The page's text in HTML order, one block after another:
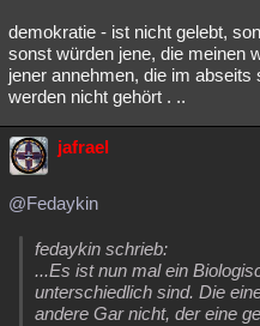
demokratie - ist nicht gelebt,
sonst würden jene, die meinen
jener annehmen, die im
werden nicht gehört . ..
jafrael
@Fedaykin
fedaykin schrieb:
...Es ist nun mal ein
unterschiedlich sind. Die
andere Gar nicht, der eine